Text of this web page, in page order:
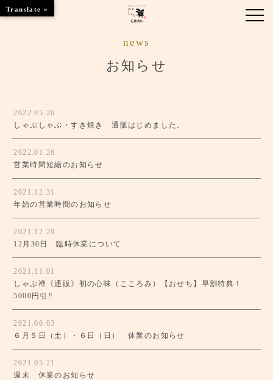
くつろぎのお部屋
ご優待
ブランドトップ
ご予約はこちら
news
お知らせ
2022.05.26
しゃぶしゃぶ・すき焼き 通販はじめました。
2022.01.26
営業時間短縮のお知らせ
2021.12.31
年始の営業時間のお知らせ
2021.12.29
12月30日 臨時休業について
2021.11.01
しゃぶ禅《通販》初の心味（こころみ）【おせち】早割特典！
5000円引‼
2021.06.03
６月５日（土）・６日（日） 休業のお知らせ
2021.05.21
週末 休業のお知らせ
Translate »